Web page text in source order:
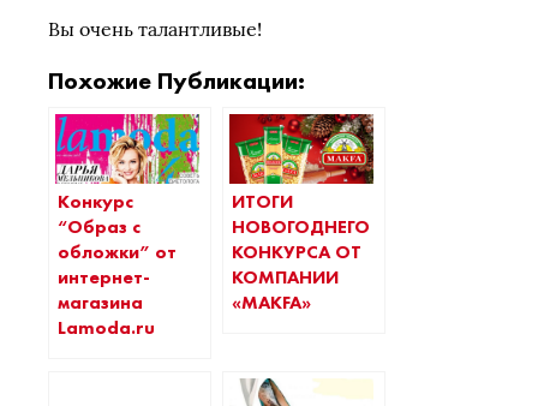
Вы очень талантливые!
Похожие Публикации:
Конкурс
“Образ с
обложки” от
интернет-
магазина
Lamoda.ru
ИТОГИ
НОВОГОДНЕГО
КОНКУРСА ОТ
КОМПАНИИ
«MAKFA»